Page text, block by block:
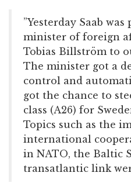
”Yesterday Saab
minister of foreign
Tobias Billström to
The minister got a
control and
got the chance to
class (A26) for
Topics such as the
international
in NATO, the Baltic
transatlantic link